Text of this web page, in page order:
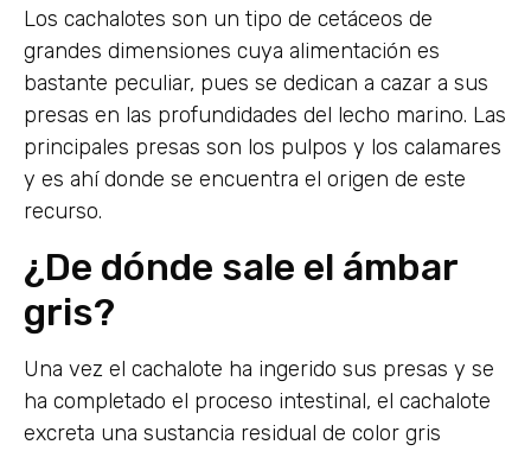
Los cachalotes son un tipo de cetáceos de
grandes dimensiones cuya alimentación es
bastante peculiar, pues se dedican a cazar a sus
presas en las profundidades del lecho marino. Las
principales presas son los pulpos y los calamares
y es ahí donde se encuentra el origen de este
recurso.
¿De dónde sale el ámbar
gris?
Una vez el cachalote ha ingerido sus presas y se
ha completado el proceso intestinal, el cachalote
excreta una sustancia residual de color gris